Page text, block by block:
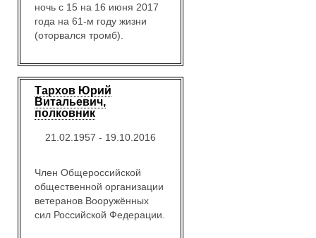
ночь с 15 на 16 июня 2017
года на 61-м году жизни
(оторвался тромб).
Тархов Юрий
Витальевич,
полковник
21.02.1957 - 19.10.2016
Член Общероссийской
общественной организации
ветеранов Вооружённых
сил Российской Федерации.